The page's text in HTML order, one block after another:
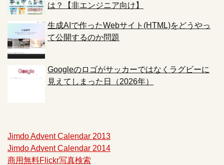
は？【非エンジニア向け】
生成AIで作ったWebサイト(HTML)をどうやっ
て公開するのか問題
Googleのロゴがサッカーではなくラグビーに
見えてしまった日（2026年）
Jimdo Advent Calendar 2013
Jimdo Advent Calendar 2014
商用無料Flickr写真検索